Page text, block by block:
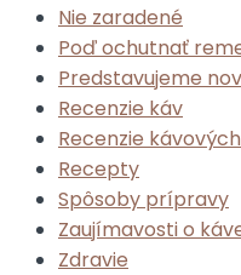
Nie zaradené
Poď ochutnať
Predstavujeme
Recenzie káv
Recenzie
Recepty
Spôsoby prípravy
Zaujímavosti o
Zdravie